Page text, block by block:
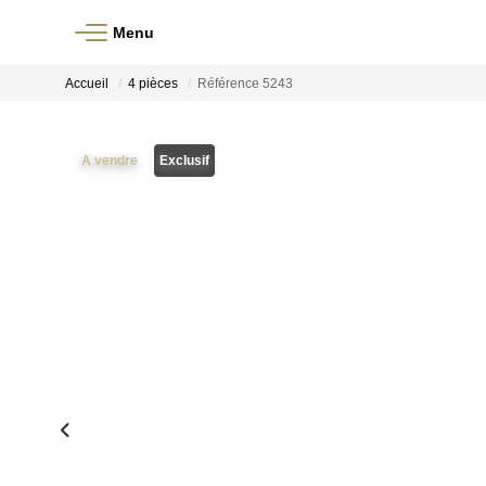
Menu
Accueil 4 pièces Référence 5243
A vendre Exclusif